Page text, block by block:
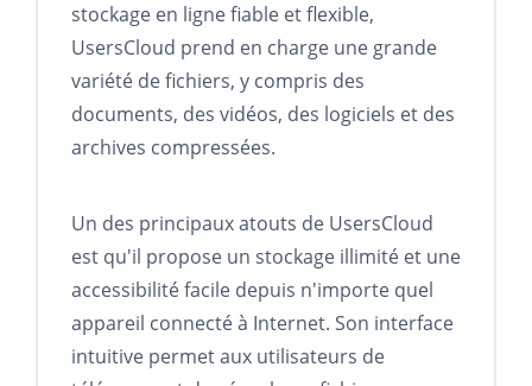
stockage en ligne fiable et flexible,
UsersCloud prend en charge une grande
variété de fichiers, y compris des
documents, des vidéos, des logiciels et des
archives compressées.
Un des principaux atouts de UsersCloud
est qu'il propose un stockage illimité et une
accessibilité facile depuis n'importe quel
appareil connecté à Internet. Son interface
intuitive permet aux utilisateurs de